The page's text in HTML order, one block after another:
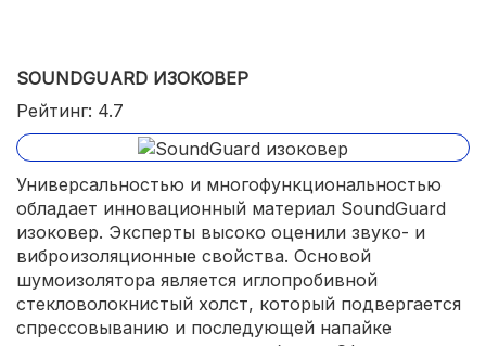
SOUNDGUARD ИЗОКОВЕР
Рейтинг: 4.7
Универсальностью и многофункциональностью
обладает инновационный материал SoundGuard
изоковер. Эксперты высоко оценили звуко- и
виброизоляционные свойства. Основой
шумоизолятора является иглопробивной
стекловолокнистый холст, который подвергается
спрессовыванию и последующей напайке